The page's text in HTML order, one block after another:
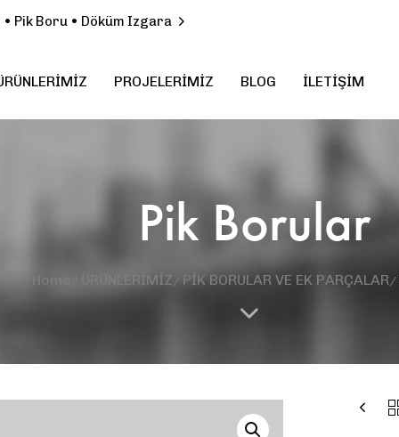
• Pik Boru • Döküm Izgara
PROJELERİMİZ BLOG İLETİŞİM
Pik Borular
ÜRÜNLERİMİZ PİK BORULAR VE EK PARÇALAR